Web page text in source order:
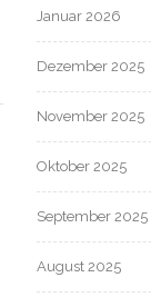
Januar 2026
Dezember 2025
November 2025
Oktober 2025
September 2025
August 2025